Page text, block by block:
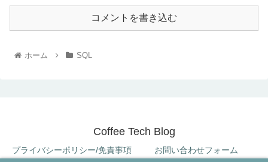
コメントを書き込む
ホーム SQL
Coffee Tech Blog
プライバシーポリシー/免責事項 お問い合わせフォーム